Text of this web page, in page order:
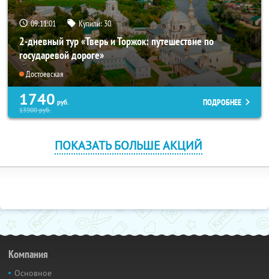
09:11:00 Купили:30
2-дневный тур «Тверь и Торжок: путешествие по
государевой дороге»
Достоевская
1740 руб.
13900руб.
ПОДРОБНЕЕ
ПОКАЗАТЬ БОЛЬШЕ АКЦИЙ
Компания
Основное